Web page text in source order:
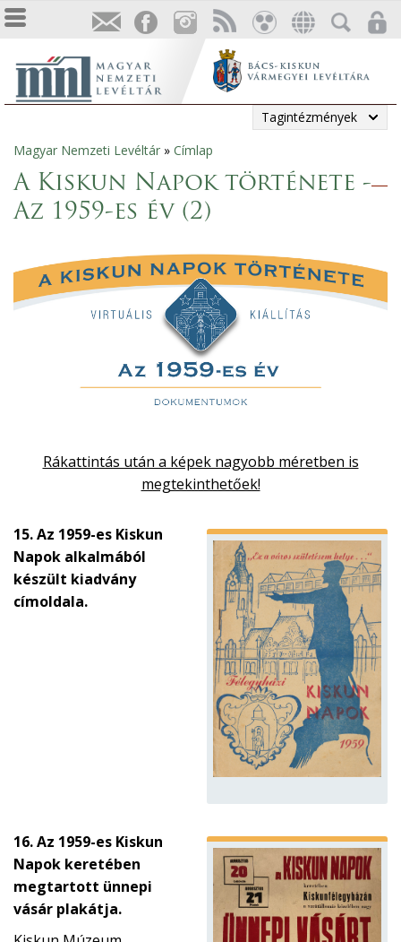
Tagintézmények
Jelenlegi
hely
Magyar Nemzeti Levéltár » Címlap
A Kiskun Napok története -
Az 1959-es év (2)
Rákattintás után a képek nagyobb méretben is
megtekinthetőek!
15. Az 1959-es Kiskun
Napok alkalmából
készült kiadvány
címoldala.
16. Az 1959-es Kiskun
Napok keretében
megtartott ünnepi
vásár plakátja.